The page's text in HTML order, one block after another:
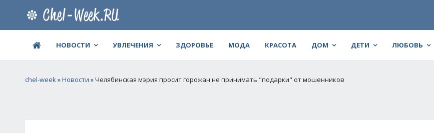
НОВОСТИ УВЛЕЧЕНИЯ ЗДОРОВЬЕ МОДА КРАСОТА ДОМ ДЕТИ ЛЮБОВЬ
chel-week»Новости » Челябинская мэрия просит горожан не принимать "подарки" от мошенников